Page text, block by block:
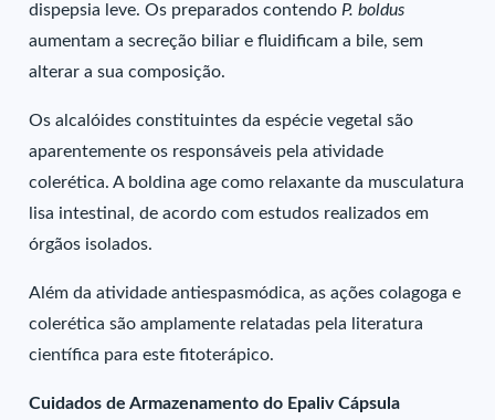
dispepsia leve. Os preparados contendo P. boldus
aumentam a secreção biliar e fluidificam a bile, sem
alterar a sua composição.
Os alcalóides constituintes da espécie vegetal são
aparentemente os responsáveis pela atividade
colerética. A boldina age como relaxante da musculatura
lisa intestinal, de acordo com estudos realizados em
órgãos isolados.
Além da atividade antiespasmódica, as ações colagoga e
colerética são amplamente relatadas pela literatura
científica para este fitoterápico.
Cuidados de Armazenamento do Epaliv Cápsula